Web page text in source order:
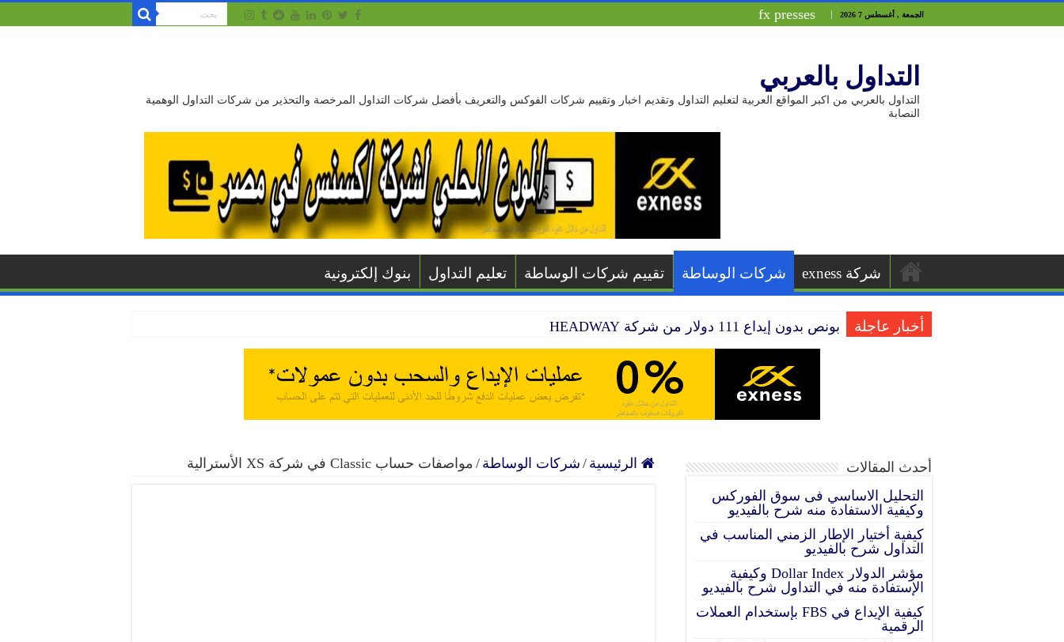
الجمعة , أغسطس 7 2026 fx presses
التداول بالعربي
التداول بالعربي من اكبر المواقع العربية لتعليم التداول وتقديم اخبار وتقييم شركات الفوكس والتعريف بأفضل شركات التداول المرخصة والتحذير من شركات التداول الوهمية
النصابة
شركة exness شركات الوساطة تقييم شركات الوساطة تعليم التداول بنوك إلكترونية
أخبار عاجلة
بونص بدون إيداع 111 دولار من شركة HEADWAY
إنضم إلى افضل شركة تداول موثوق حسابات إسلامية تراخيص عالمية سحب فوري للأموال بدون عمولة
الرئيسية / شركات الوساطة / مواصفات حساب Classic في شركة XS الأسترالية
أحدث المقالات
التحليل الاساسي فى سوق الفوركس
وكيفية الاستفادة منه شرح بالفيديو
كيفية أختيار الإطار الزمني المناسب في
التداول شرح بالفيديو
مؤشر الدولار Dollar Index وكيفية
الإستفادة منه في التداول شرح بالفيديو
كيفية الإيداع في FBS بإستخدام العملات
الرقمية